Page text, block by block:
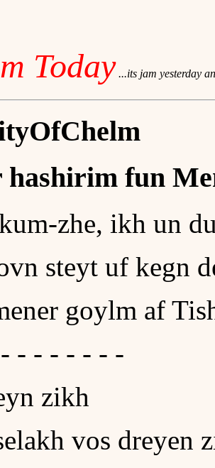
Today ...its jam yesterday
hashirim fun
zhe, ikh un
steyt uf kegn
goylm af
- - - - - - -
zikh
vos dreyen